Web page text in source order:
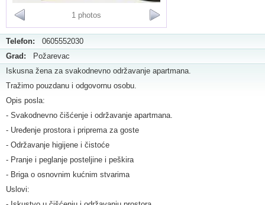
1 photos
Telefon: 0605552030
Grad: Požarevac
Iskusna žena za svakodnevno održavanje apartmana.
Tražimo pouzdanu i odgovornu osobu.
Opis posla:
- Svakodnevno čišćenje i održavanje apartmana.
- Uređenje prostora i priprema za goste
- Održavanje higijene i čistoće
- Pranje i peglanje posteljine i peškira
- Briga o osnovnim kućnim stvarima
Uslovi: